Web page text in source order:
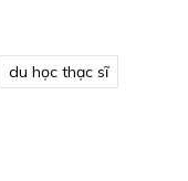
du học thạc sĩ